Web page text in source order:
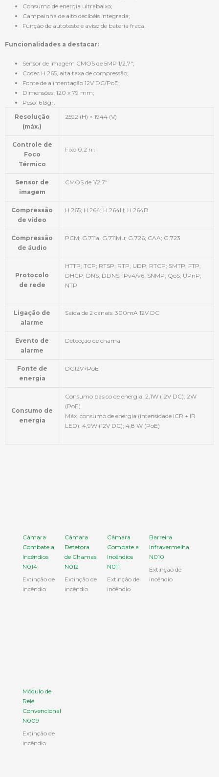
Consumo de energia ultrabaixo;
Campainha de alto decibéis integrada;
Função de autoteste e aviso de bateria fraca.
Funcionalidades a destacar:
Sensor de imagem CMOS de 5MP 1/2,7″;
Codec H.265, alta taxa de compressão;
Fonte de alimentação 12V DC/PoE;
Dimensões: 120 x 79 mm;
Peso: 613gr.
Resolução
(máx.)
2592 (H) × 1944 (V)
Controle de
Foco
Térmico
Fixo 0,2 m
Sensor de
imagem
CMOS de 1/2,7"
Compressão
de vídeo
H.265; H.264; H.264H; H.264B
Compressão
de áudio
PCM; G.711a; G.711Mu; G.726; CAA; G.723
Protocolo
de rede
HTTP; TCP; RTSP; RTP; UDP; RTCP; SMTP; FTP;
DHCP; DNS; DDNS; IPv4/v6; SNMP; QoS; UPnP;
NTP
Ligação de
alarme
Saída de 2 canais: 300mA 12V DC
Evento de
alarme
Detecção de chama
Fonte de
energia
DC12V+PoE
Consumo de
energia
Consumo básico de energia: 2,1W (12V DC); 2W
(PoE)
Máx. consumo de energia (intensidade ICR + IR
LED): 4,9W (12V DC); 4,8 W (PoE)
Câmara
Combate a
Incêndios
N014
Extinção de
incêndio
Câmara
Detetora
de Chamas
N012
Extinção de
incêndio
Câmara
Combate a
Incêndios
N011
Extinção de
incêndio
Barreira
Infravermelha
N010
Extinção de
incêndio
Módulo de
Relé
Convencional
N009
Extinção de
incêndio